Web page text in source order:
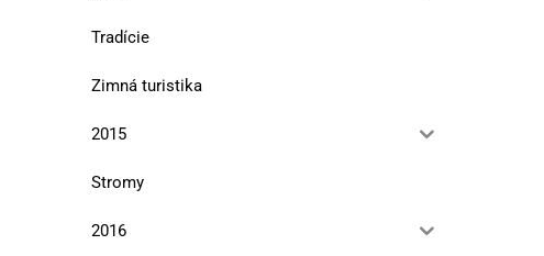
Tradície
Zimná turistika
2015
Stromy
2016